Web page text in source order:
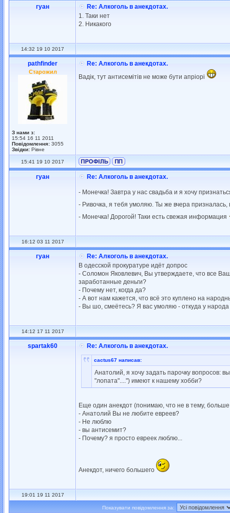
гуан
Re: Алкоголь в анекдотах.
1. Таки нет
2. Никакого
14:32 19 10 2017
pathfinder
Старожил
З нами з:
15:54 16 11 2011
Повідомлення: 3055
Звідки: Рівне
Re: Алкоголь в анекдотах.
Вадік, тут антисемітів не може бути апріорі
15:41 19 10 2017
гуан Re: Алкоголь в анекдотах.
- Монечка! Завтра у нас свадьба и я хочу
- Ривочка, я тебя умоляю. Ты же вчера
- Монечка! Дорогой! Таки есть свежая информация
16:12 03 11 2017
гуан
Re: Алкоголь в анекдотах.
В одесской прокуратуре идёт допрос
- Соломон Яковлевич, Вы утверждаете, что все
заработанные деньги?
- Почему нет, когда да?
- А вот нам кажется, что всё это куплено на
- Вы шо, смеётесь? Я вас умоляю - откуда у народа
14:12 17 11 2017
spartak60 Re: Алкоголь в анекдотах.
cactus67 написав:
Анатолий, я хочу задать парочку вопросов:
"лопата"....") имеют к нашему хобби?
Еще один анекдот (понимаю, что не в тему,
- Анатолий Вы не любите евреев?
- Не люблю
- вы антисемит?
- Почему? я просто евреек люблю...
Анекдот, ничего большего
19:01 19 11 2017
Показувати повідомлення за: